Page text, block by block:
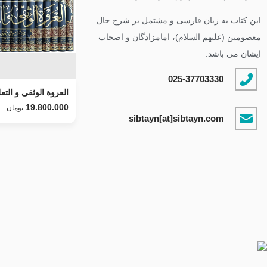
این کتاب به زبان فارسی و مشتمل بر شرح حال
معصومین (علیهم السلام)، امامزادگان و اصحاب
ایشان می باشد.
025-37703330
sibtayn[at]sibtayn.com
العروة الوثقى و
طرح جدید
19.800.000 تومان